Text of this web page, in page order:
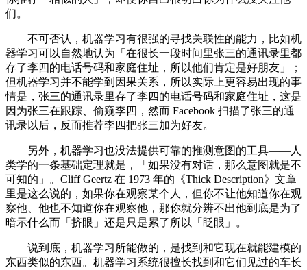
们。
不可否认，机器学习有很强的寻找关联性的能力，比如机
器学习可以自然地认为「在很长一段时间里张三的通讯录里都
存了李四的电话号码和家庭住址，所以他们肯定是好朋友」；
但机器学习并不能学到因果关系，所以实际上更容易出现的事
情是，张三的通讯录里存了李四的电话号码和家庭住址，这是
因为张三在跟踪、偷窥李四，然而 Facebook 扫描了张三的通
讯录以后，反而推荐李四把张三加为好友。
另外，机器学习也没法提供可靠的推测意图的工具——人
类学的一条基础定理就是，「如果没有对话，那么意图就是不
可知的」。Cliff Geertz 在 1973 年的《Thick Description》文章
里是这么说的，如果你在观察某个人，但你不让他知道你在观
察他、他也不知道你在观察他，那你就分辨不出他到底是为了
暗示什么而「挤眼」还是只是累了所以「眨眼」。
说到底，机器学习所能做的，是找到和它现在就能建模的
东西类似的东西。机器学习系统很擅长找到和它们见过的车长